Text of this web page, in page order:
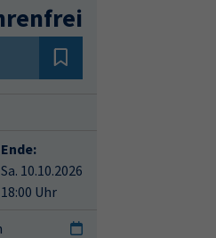
Ende:
Sa. 10.10.2026
18:00 Uhr